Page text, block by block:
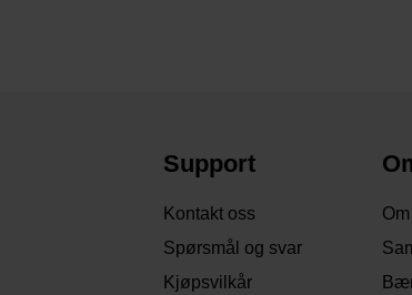
Support
Kontakt oss
Spørsmål og svar
Kjøpsvilkår